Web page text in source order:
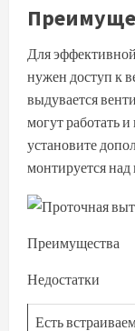
Для
нужен доступ к
выдувается
могут работать
установите
монтируется над
Преимущества
Недостатки
Есть